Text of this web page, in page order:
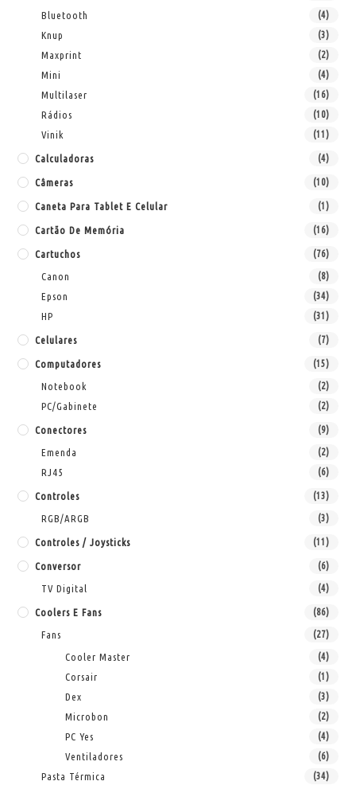
Bluetooth (4)
Knup (3)
Maxprint (2)
Mini (4)
Multilaser (16)
Rádios (10)
Vinik (11)
Calculadoras (4)
Câmeras (10)
Caneta Para Tablet E Celular (1)
Cartão De Memória (16)
Cartuchos (76)
Canon (8)
Epson (34)
HP (31)
Celulares (7)
Computadores (15)
Notebook (2)
PC/Gabinete (2)
Conectores (9)
Emenda (2)
RJ45 (6)
Controles (13)
RGB/ARGB (3)
Controles / Joysticks (11)
Conversor (6)
TV Digital (4)
Coolers E Fans (86)
Fans (27)
Cooler Master (4)
Corsair (1)
Dex (3)
Microbon (2)
PC Yes (4)
Ventiladores (6)
Pasta Térmica (34)